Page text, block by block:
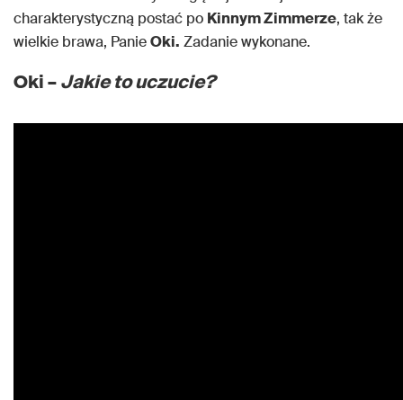
charakterystyczną postać po Kinnym Zimmerze, tak że
wielkie brawa, PanieOki. Zadanie wykonane.
Oki –Jakie to uczucie?